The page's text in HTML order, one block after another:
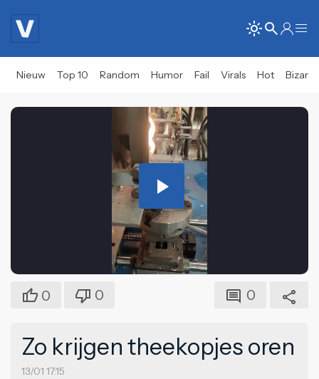
Nieuw Top 10 Random Humor Fail Virals Hot Bizar
Play
Video
0 0 0
Zo krijgen theekopjes oren
13/01 17:15